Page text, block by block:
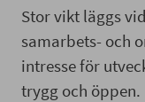
Stor vikt läggs
samarbets- och
intresse för
trygg och